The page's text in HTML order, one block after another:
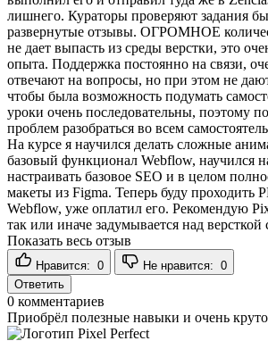
лишнего. Кураторы проверяют задания
развернутые отзывы. ОГРОМНОЕ
не дает выпасть из среды верстки, это
опыта. Поддержка постоянно на связи,
отвечают на вопросы, но при этом не
чтобы была возможность подумать
уроки очень последовательны, поэтому
проблем разобраться во всем
На курсе я научился делать сложные
базовый функционал Webflow, научился
настраивать базовое SEO и в целом
макеты из Figma. Теперь буду проходить
Webflow, уже оплатил его. Рекомендую
так или иначе задумывается над версткой
Показать весь отзыв
Нравится: 0 Не нравится: 0
Ответить
0 комментариев
Приобрёл полезные навыки и очень